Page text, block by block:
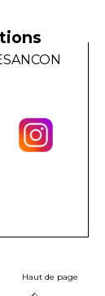
Haut de page